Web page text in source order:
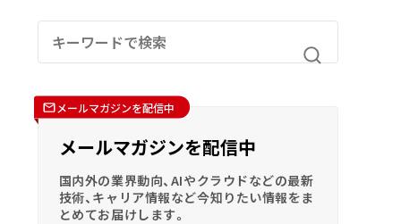
メールマガジンを配信中
メールマガジンを配信中
国内外の業界動向、AIやクラウドなどの最新
技術、キャリア情報など今知りたい情報をま
とめてお届けします。